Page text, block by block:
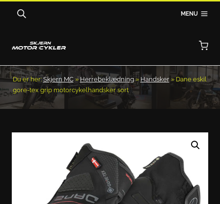
MENU
Du er her: Skjern MC»Herrebeklædning» Handsker» Dane eskil
gore-tex grip motorcykelhandsker sort